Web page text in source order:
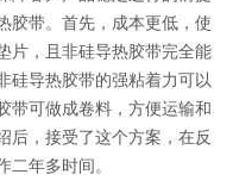
胶带。首先，成本更低，使
片，且非硅导热胶带完全能
导热胶带的强粘着力可以
带可做成卷料，方便运输和
后，接受了这个方案，在反
年多时间。